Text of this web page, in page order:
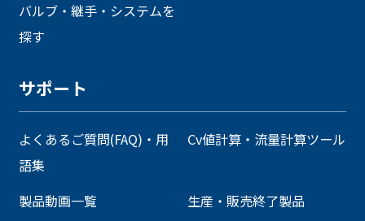
バルブ・継手・システムを
探す
サポート
よくあるご質問(FAQ)・用
語集
Cv値計算・流量計算ツール
製品動画一覧
生産・販売終了製品